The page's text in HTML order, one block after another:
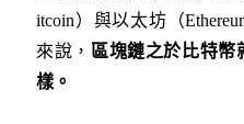
itcoin）與以太坊（
來說， 區塊鏈之於比特幣
樣。